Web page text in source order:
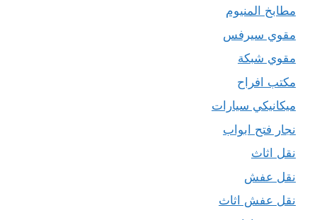
مطابخ المنيوم
مقوي سيرفس
مقوي شبكة
مكتب افراح
ميكانيكي سيارات
نجار فتح ابواب
نقل اثاث
نقل عفش
نقل عفش اثاث